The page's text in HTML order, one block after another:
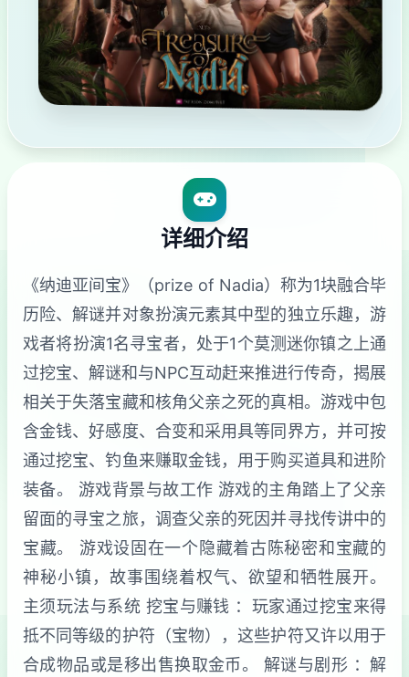
详细介绍
《纳迪亚间宝》（prize of Nadia）称为1块融合毕
历险、解谜并对象扮演元素其中型的独立乐趣，游
戏者将扮演1名寻宝者，处于1个莫测迷你镇之上通
过挖宝、解谜和与NPC互动赶来推进行传奇，揭展
相关于失落宝藏和核角父亲之死的真相。游戏中包
含金钱、好感度、合变和采用具等同界方，并可按
通过挖宝、钓鱼来赚取金钱，用于购买道具和进阶
装备。 游戏背景与故工作 游戏的主角踏上了父亲
留面的寻宝之旅，调查父亲的死因并寻找传讲中的
宝藏。 游戏设固在一个隐藏着古陈秘密和宝藏的
神秘小镇，故事围绕着权气、欲望和牺牲展开。
主须玩法与系统 挖宝与赚钱 ：玩家通过挖宝来得
抵不同等级的护符（宝物），这些护符又许以用于
合成物品或是移出售换取金币。 解谜与剧形 ：解